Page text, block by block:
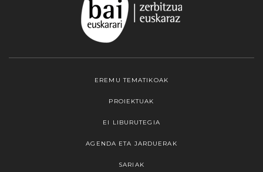
EREMU TEMATIKOAK
PROIEKTUAK
EI LIBURUTEGIA
AGENDA ETA JARDUERAK
SARIAK